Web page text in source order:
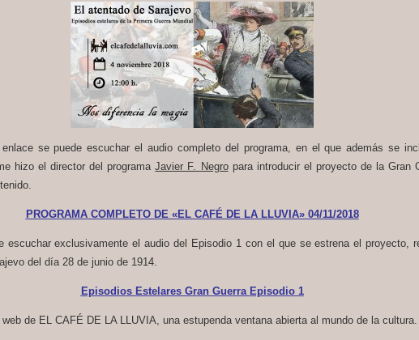
se puede escuchar el audio completo del programa, en el que además se
hizo el director del programaJavier F. Negropara introducir el proyecto de la Gran
PROGRAMA COMPLETO DE «EL CAFÉ DE LA LLUVIA» 04/11/2018
escuchar exclusivamente el audio del Episodio 1 con el que se estrena el proyecto,
del día 28 de junio de 1914.
Episodios Estelares Gran Guerra Episodio 1
de EL CAFÉ DE LA LLUVIA, una estupenda ventana abierta al mundo de la cultura.